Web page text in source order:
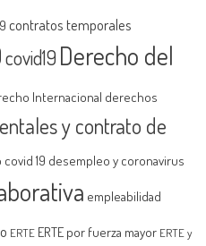
contratos temporales
covid19 Derecho del
Internacional derechos
y contrato de
19 desempleo y coronavirus
empleabilidad
ERTE ERTE por fuerza mayor ERTE y